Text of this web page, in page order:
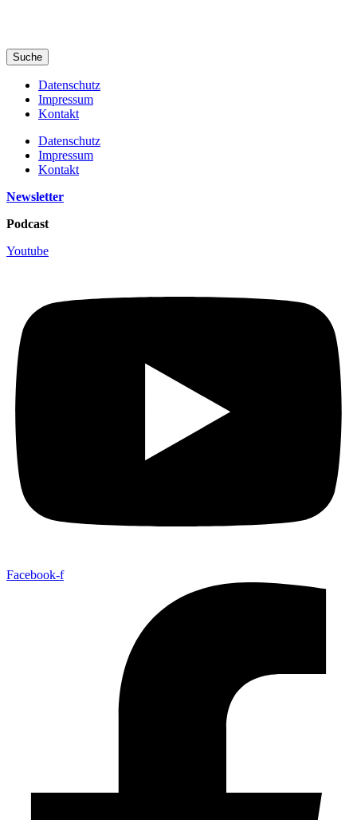
Suche
Datenschutz
Impressum
Kontakt
Datenschutz
Impressum
Kontakt
Newsletter
Podcast
Youtube
Facebook-f